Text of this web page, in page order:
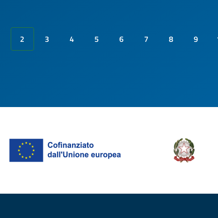
2 3 4 5 6 7 8 9